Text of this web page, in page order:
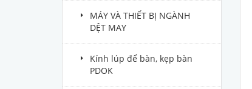
MÁY VÀ THIẾT BỊ NGÀNH
DỆT MAY
Kính lúp để bàn, kẹp bàn
PDOK